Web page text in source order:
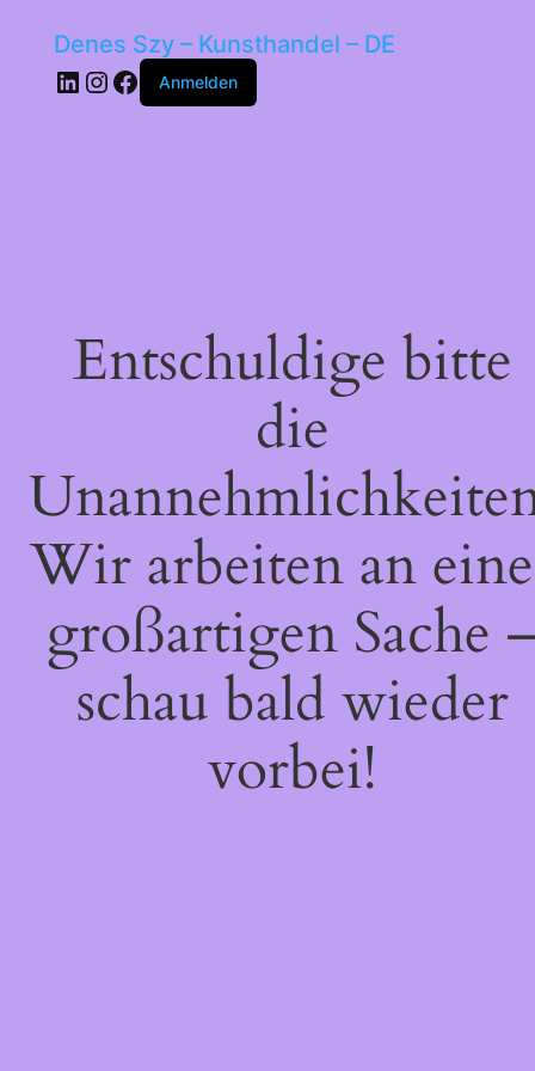
Denes Szy – Kunsthandel – DE
LinkedIn
Instagram
Facebook
Anmelden
Entschuldige bitte
die
Wir arbeiten an
großartigen Sache
schau bald wieder
vorbei!